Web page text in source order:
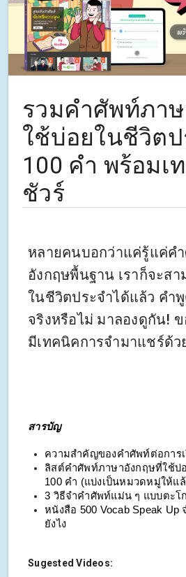
รวมคำศัพท์ภา
ใช้บ่อยในชีวิต
100 คำ พร้อมเ
ชัวร์
หลายคนบอกว่าแค่รู้แค่ค
อังกฤษพื้นฐาน เราก็จะสา
ในชีวิตประจำได้แล้ว คำ
จริงหรือไม่ มาลองดูกัน!
มีเทคนิคการจำมาแชร์ด้ว
สารบัญ
ความสำคัญของคำศัพท์ต่อการ
ลิสต์คำศัพท์ภาษาอังกฤษที่ใช้บ่
100 คำ (แบ่งเป็นหมวดหมู่ให้แ
3 วิธีจำคำศัพท์แม่น ๆ แบบตะโ
หนังสือ 500 Vocab Speak
ยังไง
Sugested Videos: